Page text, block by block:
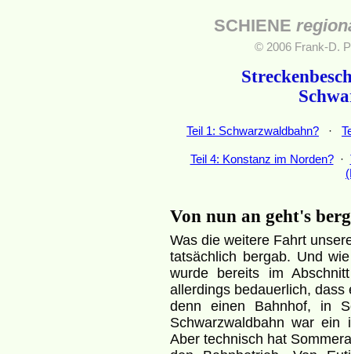
SCHIENE
© 2006 Frank-D.
Teil 1: Schwarzwaldbahn? ·
Teil 4: Konstanz im Norden?·
Von nun an geht's
Was die weitere Fahrt
tatsächlich bergab. Und
wurde bereits im
allerdings bedauerlich,
denn einen Bahnhof, in
Schwarzwaldbahn war ein
Aber technisch hat